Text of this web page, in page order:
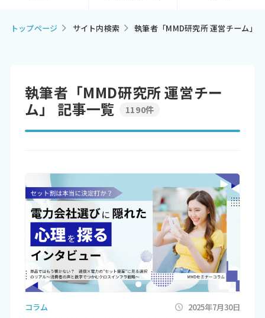
トップページ サイト内検索 執筆者「MMD研究所 運営チーム」
執筆者「MMD研究所 運営チー
ム」 記事一覧
1190件
コラム 2025年7月30日